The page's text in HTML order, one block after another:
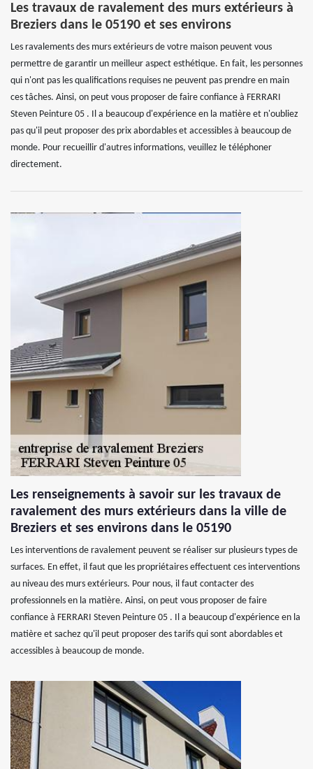
Les travaux de ravalement des murs extérieurs à
Breziers dans le 05190 et ses environs
Les ravalements des murs extérieurs de votre maison peuvent vous
permettre de garantir un meilleur aspect esthétique. En fait, les personnes
qui n'ont pas les qualifications requises ne peuvent pas prendre en main
ces tâches. Ainsi, on peut vous proposer de faire confiance à FERRARI
Steven Peinture 05 . Il a beaucoup d'expérience en la matière et n'oubliez
pas qu'il peut proposer des prix abordables et accessibles à beaucoup de
monde. Pour recueillir d'autres informations, veuillez le téléphoner
directement.
Les renseignements à savoir sur les travaux de
ravalement des murs extérieurs dans la ville de
Breziers et ses environs dans le 05190
Les interventions de ravalement peuvent se réaliser sur plusieurs types de
surfaces. En effet, il faut que les propriétaires effectuent ces interventions
au niveau des murs extérieurs. Pour nous, il faut contacter des
professionnels en la matière. Ainsi, on peut vous proposer de faire
confiance à FERRARI Steven Peinture 05 . Il a beaucoup d'expérience en la
matière et sachez qu'il peut proposer des tarifs qui sont abordables et
accessibles à beaucoup de monde.